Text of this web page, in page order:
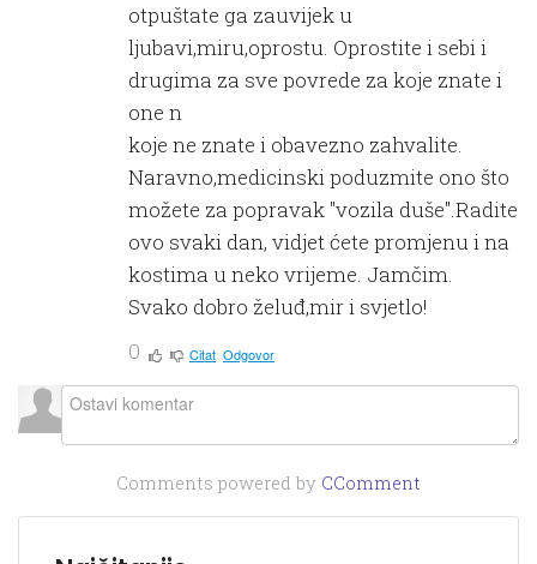
otpuštate ga zauvijek u
ljubavi,miru,oprostu. Oprostite i sebi i
drugima za sve povrede za koje znate i
one n
koje ne znate i obavezno zahvalite.
Naravno,medicinski poduzmite ono što
možete za popravak "vozila duše".Radite
ovo svaki dan, vidjet ćete promjenu i na
kostima u neko vrijeme. Jamčim.
Svako dobro želuđ,mir i svjetlo!
0
Citat Odgovor
Comments powered by CComment